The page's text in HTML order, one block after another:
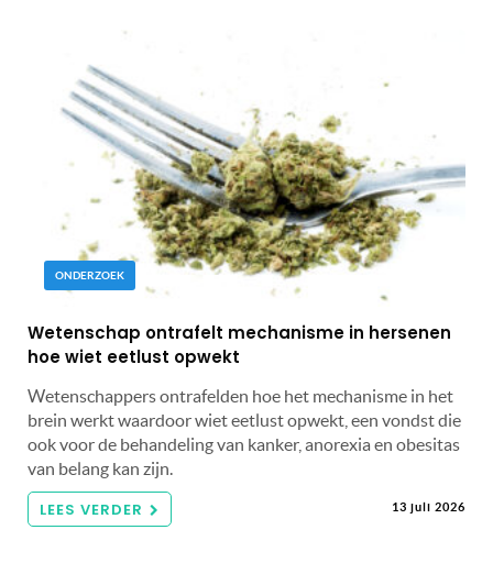
ONDERZOEK
Wetenschap ontrafelt mechanisme in hersenen
hoe wiet eetlust opwekt
Wetenschappers ontrafelden hoe het mechanisme in het
brein werkt waardoor wiet eetlust opwekt, een vondst die
ook voor de behandeling van kanker, anorexia en obesitas
van belang kan zijn.
LEES VERDER 13 juli 2026